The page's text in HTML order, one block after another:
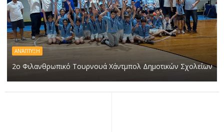
ΑΝΆΠΤΥΞΗ
2ο Φιλανθρωπικό Τουρνουά Χάντμπολ Δημοτικών Σχολείων